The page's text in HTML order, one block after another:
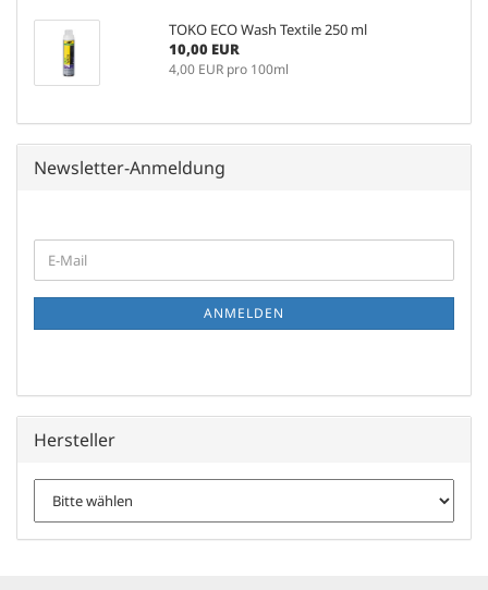
TOKO ECO Wash Textile 250 ml
10,00 EUR
4,00 EUR pro 100ml
Newsletter-Anmeldung
ZUR
E-
Mail
ANMELDEN
Hersteller